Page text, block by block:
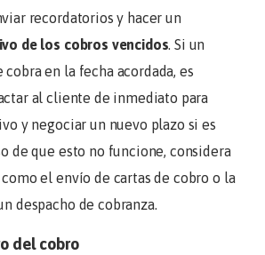
recordatorios y hacer un
de los cobros vencidos. Si un
en la fecha acordada, es
al cliente de inmediato para
y negociar un nuevo plazo si es
de que esto no funcione, considera
el envío de cartas de cobro o la
despacho de cobranza.
del cobro